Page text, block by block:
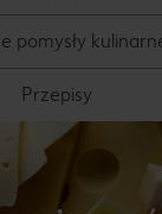
pomysły
Przepisy